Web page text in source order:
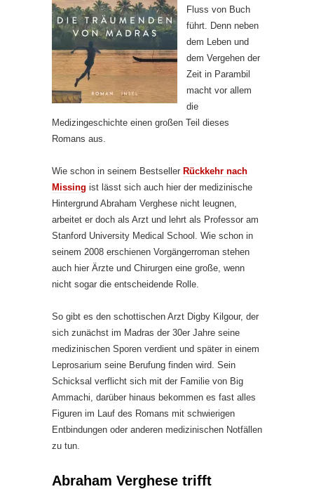
Fluss von Buch
führt. Denn neben
dem Leben und
dem Vergehen der
Zeit in Parambil
macht vor allem
die
Medizingeschichte einen großen Teil dieses
Romans aus.
Wie schon in seinem Bestseller Rückkehr nach
Missing ist lässt sich auch hier der medizinische
Hintergrund Abraham Verghese nicht leugnen,
arbeitet er doch als Arzt und lehrt als Professor am
Stanford University Medical School. Wie schon in
seinem 2008 erschienen Vorgängerroman stehen
auch hier Ärzte und Chirurgen eine große, wenn
nicht sogar die entscheidende Rolle.
So gibt es den schottischen Arzt Digby Kilgour, der
sich zunächst im Madras der 30er Jahre seine
medizinischen Sporen verdient und später in einem
Leprosarium seine Berufung finden wird. Sein
Schicksal verflicht sich mit der Familie von Big
Ammachi, darüber hinaus bekommen es fast alles
Figuren im Lauf des Romans mit schwierigen
Entbindungen oder anderen medizinischen Notfällen
zu tun.
Abraham Verghese trifft